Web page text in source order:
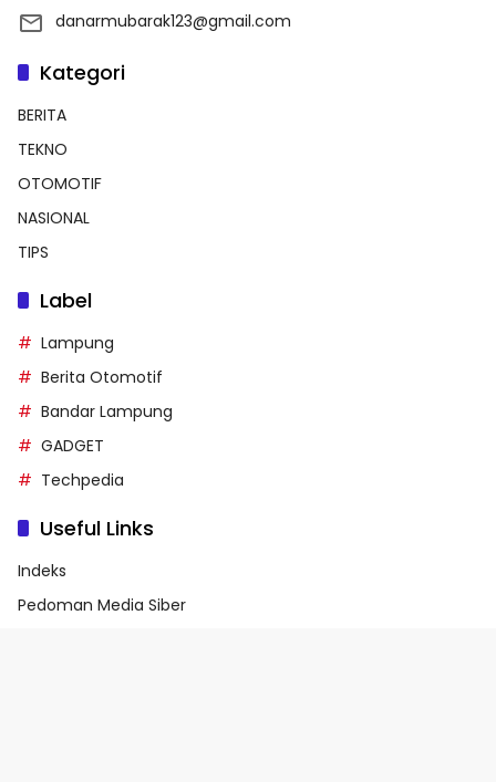
danarmubarak123@gmail.com
Kategori
BERITA
TEKNO
OTOMOTIF
NASIONAL
TIPS
Label
Lampung
Berita Otomotif
Bandar Lampung
GADGET
Techpedia
Useful Links
Indeks
Pedoman Media Siber